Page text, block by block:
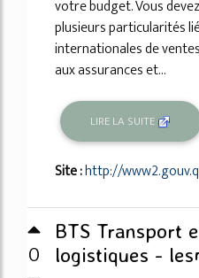
votre budget. Vous
plusieurs particularités
internationales de
aux assurances et...
LIRE LA SUITE
Site :http://
0
BTS Transport
logistiques -